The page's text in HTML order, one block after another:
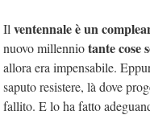
Il ventennale è un
nuovo millenniotante cose
allora era impensabile.
saputo resistere, là dove
fallito. E lo ha fatto